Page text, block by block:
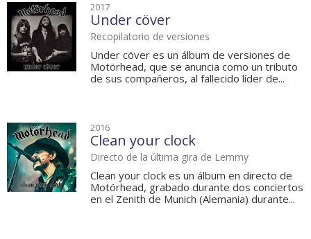
2017
Under cöver
Recopilatorio de versiones
Under cöver es un álbum de versiones de
Motörhead, que se anuncia como un tributo
de sus compañeros, al fallecido líder de...
2016
Clean your clock
Directo de la última gira de Lemmy
Clean your clock es un álbum en directo de
Motörhead, grabado durante dos conciertos
en el Zenith de Munich (Alemania) durante...